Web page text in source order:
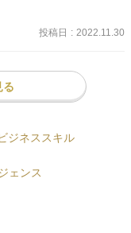
た将来のお金の不安
っている。
アを考えること。学
投稿日 : 2022.11.30
る
ジネススキル
ェンス